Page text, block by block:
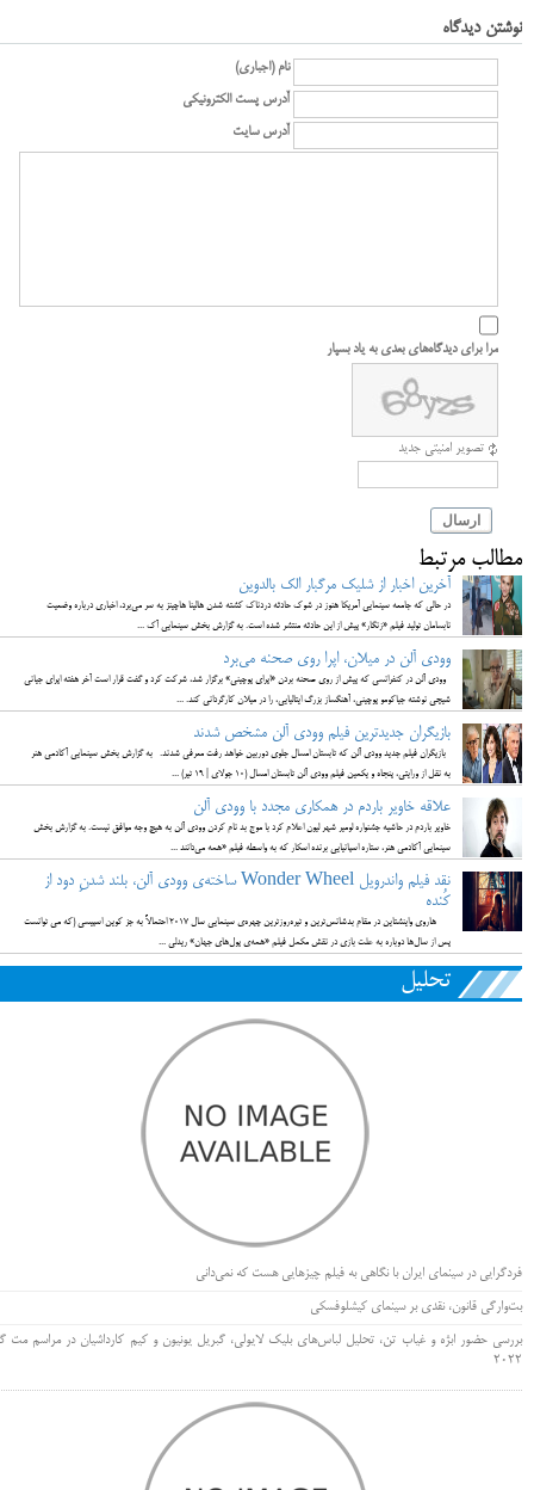
نوشتن دیدگاه
نام (اجباری)
آدرس پست الکترونیکی
آدرس سایت
مرا برای دیدگاه‌های بعدی به یاد بسپار
تصویر امنیتی جدید
ارسال
مطالب مرتبط
آخرین اخبار از شلیک مرگبار الک بالدوین
در حالی که جامعه سینمایی آمریکا هنوز در شوک حادثه دردناک کشته شدن هالینا هاچینز به سر می‌برد، اخباری درباره وضعیت
نابسامان تولید فیلم «زنگار» پیش از این حادثه منتشر شده است. به گزارش بخش سینمایی آک ...
وودی آلن در میلان، اپرا روی صحنه می‌برد
وودی آلن در کنفرانسی که پیش از روی صحنه بردن «اپرای پوچینی» برگزار شد، شرکت کرد و گفت قرار است آخر هفته اپرای جیانی
شیچی نوشته جیاکومو پوچینی، آهنگساز بزرگ ایتالیایی، را در میلان کارگردانی کند. ...
بازیگران جدیدترین فیلم وودی آلن مشخص شدند
بازیگران فیلم جدید وودی آلن که تابستان امسال جلوی دوربین خواهد رفت معرفی شدند. به گزارش بخش سینمایی آکادمی هنر
به نقل از ورایتی، پنجاه و یکمین فیلم وودی آلن تابستان امسال (10 جولای | 19 تیر) ...
علاقه خاویر باردم در همکاری مجدد با وودی آلن
خاویر باردم در حاشیه جشنواره لومیر شهر لیون اعلام کرد با موج بد نام کردن وودی آلن به هیچ وجه موافق نیست. به گزارش بخش
سینمایی آکادمی هنر، ستاره اسپانیایی برنده اسکار که به واسطه فیلم «همه می‌دانند ...
نقد فیلم واندرویل Wonder Wheel ساخته‌ی وودی آلن، بلند شدنِ دود از
کُنده
هاروی واینشتاین در مقام بدشانس‌ترین و تیره‌روزترین چهره‌ی سینمایی سال 2017 احتمالاً به جز کوین اسپیسی (که می توانست
پس از سال‌ها دوباره به علت بازی در نقش مکمل فیلم «همه‌ی پول‌های جهان» ریدلی ...
تحلیل
فردگرایی در سینمای ایران با نگاهی به فیلم چیزهایی هست که نمی‌دانی
بت‌وارگی قانون، نقدی بر سینمای کیشلوفسکی
بررسی حضور ابژه و غیاب تن، تحلیل لباس‌های بلیک لایولی، گبریل یونیون و کیم کارداشیان در مراسم مت
۲۰۲۲